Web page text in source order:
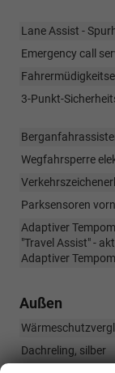
Lane Assist -
Emergency call
3-Punkt-
Wegfahrsperre
Parksensoren
Adaptiver
"Travel Assist" -
Adaptiver
Außen
Dachreling, silber